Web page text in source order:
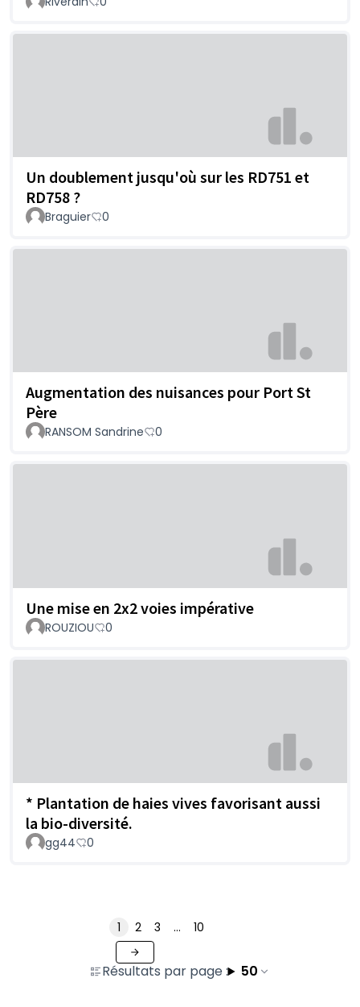
Un doublement jusqu'où sur les RD751 et
RD758 ?
Braguier 0
Augmentation des nuisances pour Port St
Père
RANSOM Sandrine 0
Une mise en 2x2 voies impérative
ROUZIOU 0
* Plantation de haies vives favorisant aussi
la bio-diversité.
gg44 0
Résultats par page : 50
1 2 3 … 10